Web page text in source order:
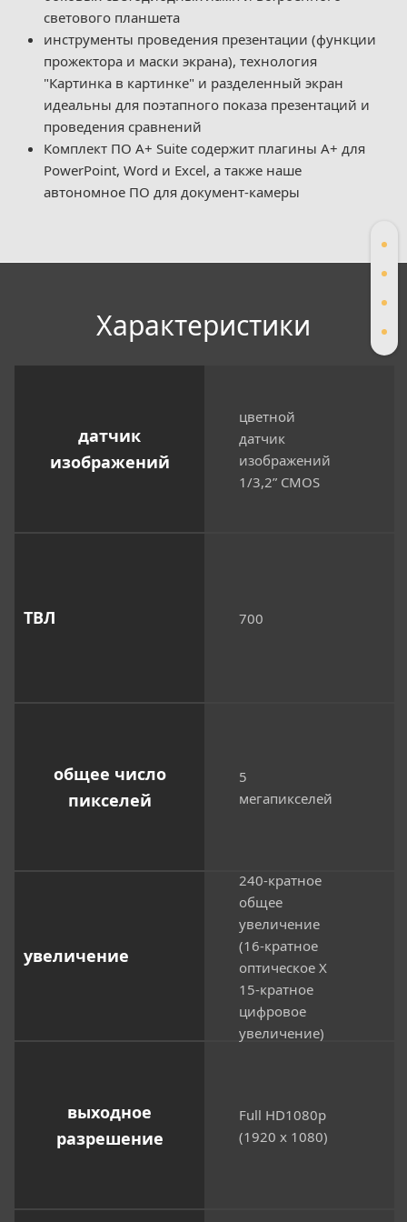
светового планшета
инструменты проведения презентации (функции
прожектора и маски экрана), технология
"Картинка в картинке" и разделенный экран
идеальны для поэтапного показа презентаций и
проведения сравнений
Комплект ПО A+ Suite содержит плагины A+ для
PowerPoint, Word и Excel, а также наше
автономное ПО для документ-камеры
Xарактеристики
датчик
изображений
цветной
датчик
изображений
1/3,2” CMOS
ТВЛ 700
общее число
пикселей
5
мегапикселей
увеличение
240-кратное
общее
увеличение
(16-кратное
оптическое X
15-кратное
цифровое
увеличение)
выходное
разрешение
Full HD1080p
(1920 x 1080)